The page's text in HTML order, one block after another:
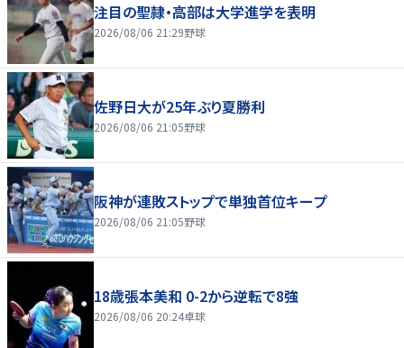
注目の聖隷・高部は大学進学を表明
2026/08/06 21:29野球
佐野日大が25年ぶり夏勝利
2026/08/06 21:05野球
阪神が連敗ストップで単独首位キープ
2026/08/06 21:05野球
18歳張本美和 0-2から逆転で8強
2026/08/06 20:24卓球